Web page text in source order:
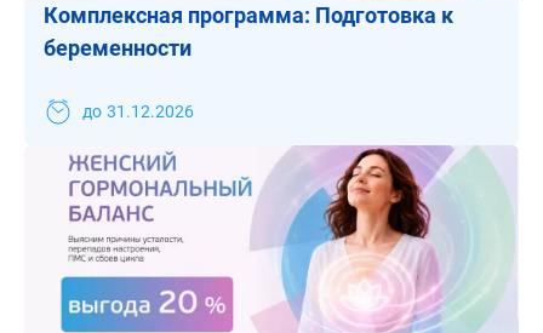
Комплексная программа: Подготовка к
беременности
до 31.12.2026